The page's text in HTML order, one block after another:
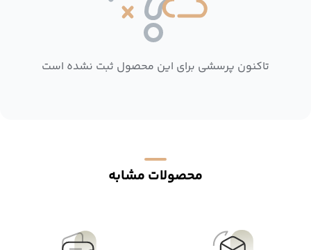
تاکنون پرسشی برای این محصول ثبت نشده است
محصولات مشابه